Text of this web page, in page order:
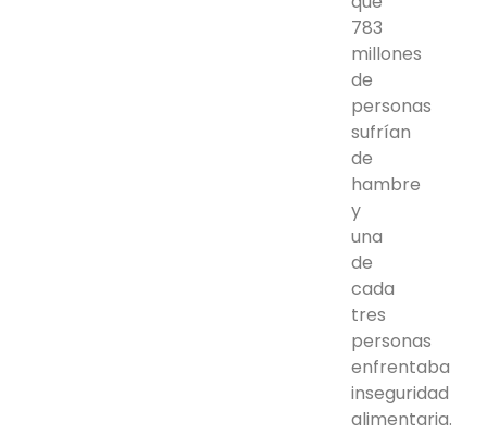
783
millones
de
personas
sufrían
de
hambre
y
una
de
cada
tres
personas
enfrentaba
inseguridad
alimentaria.